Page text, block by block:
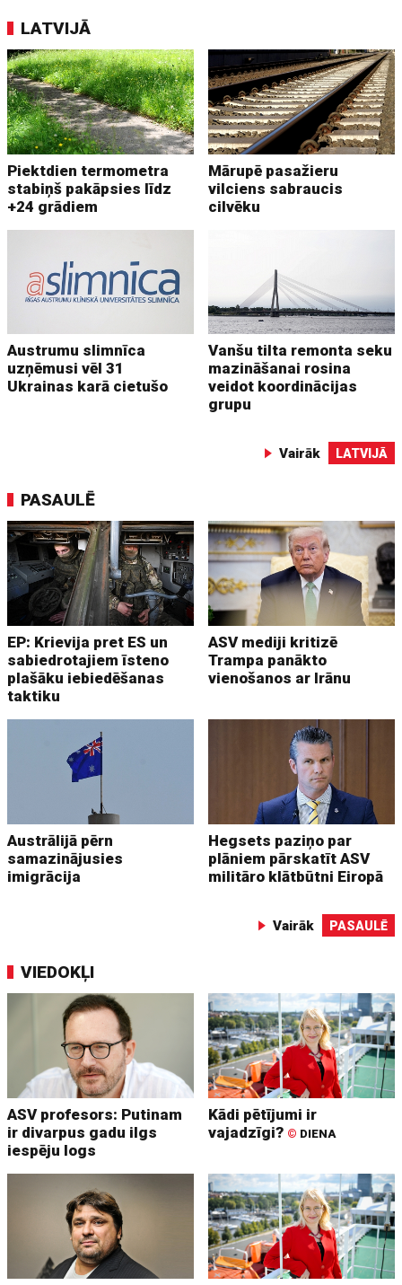
LATVIJĀ
Piektdien termometra
stabiņš pakāpsies līdz
+24 grādiem
Mārupē pasažieru
vilciens sabraucis
cilvēku
Austrumu slimnīca
uzņēmusi vēl 31
Ukrainas karā cietušo
Vanšu tilta remonta seku
mazināšanai rosina
veidot koordinācijas
grupu
Vairāk LATVIJĀ
PASAULĒ
EP: Krievija pret ES un
sabiedrotajiem īsteno
plašāku iebiedēšanas
taktiku
ASV mediji kritizē
Trampa panākto
vienošanos ar Irānu
Austrālijā pērn
samazinājusies
imigrācija
Hegsets paziņo par
plāniem pārskatīt ASV
militāro klātbūtni Eiropā
Vairāk PASAULĒ
VIEDOKĻI
ASV profesors: Putinam
ir divarpus gadu ilgs
iespēju logs
Kādi pētījumi ir
vajadzīgi? © DIENA